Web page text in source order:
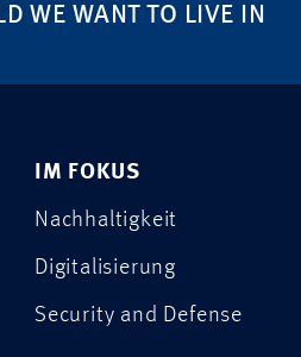
WE WANT TO LIVE IN
IM FOKUS
Nachhaltigkeit
Digitalisierung
Security and Defense